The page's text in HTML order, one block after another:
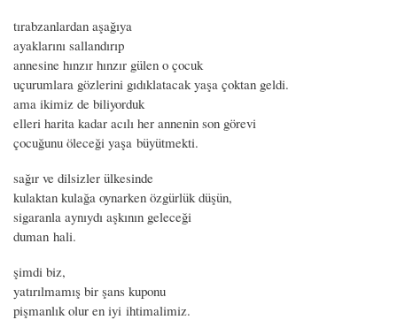
tırabzanlardan aşağıya
ayaklarını sallandırıp
annesine hınzır hınzır gülen o çocuk
uçurumlara gözlerini gıdıklatacak yaşa çoktan geldi.
ama ikimiz de biliyorduk
elleri harita kadar acılı her annenin son görevi
çocuğunu öleceği yaşa büyütmekti.
sağır ve dilsizler ülkesinde
kulaktan kulağa oynarken özgürlük düşün,
sigaranla aynıydı aşkının geleceği
duman hali.
şimdi biz,
yatırılmamış bir şans kuponu
pişmanlık olur en iyi ihtimalimiz.